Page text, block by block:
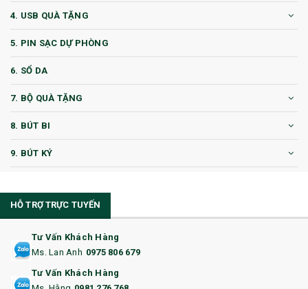
4. USB QUÀ TẶNG
5. PIN SẠC DỰ PHÒNG
6. SỔ DA
7. BỘ QUÀ TẶNG
8. BÚT BI
9. BÚT KÝ
11. CỐC/BÌNH GIỮ NHIỆT
12. BÌNH NƯỚC
13. QUÀ TẶNG CAO CẤP
HỖ TRỢ TRỰC TUYẾN
Tư Vấn Khách Hàng
Ms. Lan Anh 0975 806 679
Tư Vấn Khách Hàng